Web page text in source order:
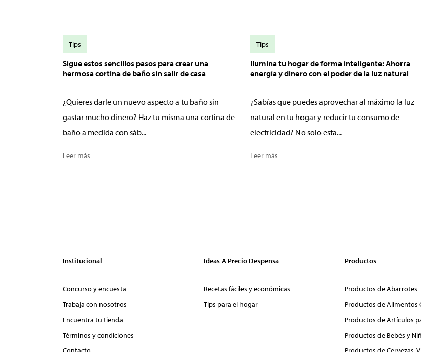
Sigue estos sencillos pasos para crear una
hermosa cortina de baño sin salir de casa
¿Quieres darle un nuevo aspecto a tu baño sin
gastar mucho dinero? Haz tu misma una cortina de
baño a medida con sáb...
Leer más
Tips
Ilumina tu hogar de forma inteligente: Ahorra
energía y dinero con el poder de la luz natural
¿Sabías que puedes aprovechar al máximo la luz
natural en tu hogar y reducir tu consumo de
electricidad? No solo esta...
Leer más
Tips
Institucional
Concurso y encuesta
Trabaja con nosotros
Encuentra tu tienda
Términos y condiciones
Ideas A Precio Despensa
Recetas fáciles y económicas
Tips para el hogar
Productos
Productos de Abarrotes
Productos de Alimentos
Productos de Artículos
Productos de Bebés y